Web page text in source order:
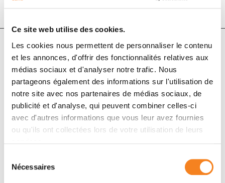
Ce site web utilise des cookies.
Les cookies nous permettent de personnaliser le contenu
et les annonces, d'offrir des fonctionnalités relatives aux
médias sociaux et d'analyser notre trafic. Nous
partageons également des informations sur l'utilisation de
notre site avec nos partenaires de médias sociaux, de
publicité et d'analyse, qui peuvent combiner celles-ci
avec d'autres informations que vous leur avez fournies
ou qu'ils ont collectées lors de votre utilisation de leurs
Nécessaires
Auteurs
Francois-Clement Bidard, Charlotte Proudhon, Jean-
Yves Pierga